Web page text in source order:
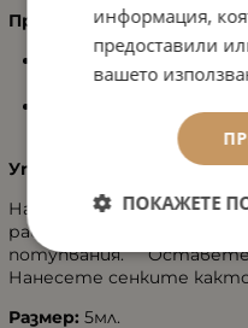
Предимства:
Придава
сенките за очи.
Не позволява на
Употреба:
Нанесете по целият
равномерен и тънък
потупвания.
Нанесете сенките
Размер: 5мл.
информация,
предоставили
вашето
ПОКАЖЕТЕ